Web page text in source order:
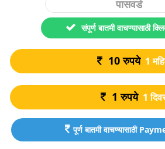
संपूर्ण बातमी
10 रुपये 1
1 रुपये 1
पूर्ण बातमी वाचण्यासाठी